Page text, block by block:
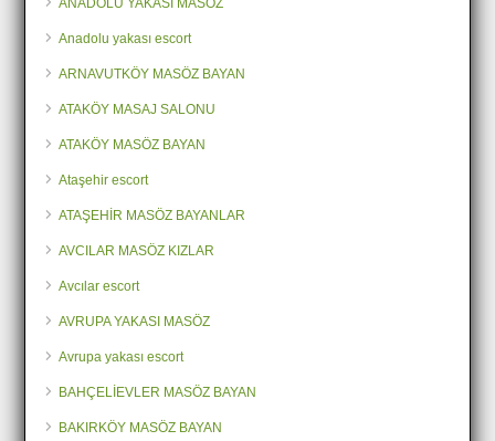
Anadolu yakası escort
ARNAVUTKÖY MASÖZ BAYAN
ATAKÖY MASAJ SALONU
ATAKÖY MASÖZ BAYAN
Ataşehir escort
ATAŞEHİR MASÖZ BAYANLAR
AVCILAR MASÖZ KIZLAR
Avcılar escort
AVRUPA YAKASI MASÖZ
Avrupa yakası escort
BAHÇELİEVLER MASÖZ BAYAN
BAKIRKÖY MASÖZ BAYAN